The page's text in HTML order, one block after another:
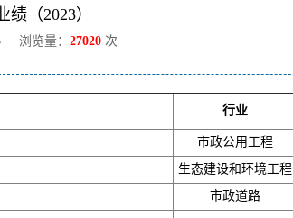
绩（2023）
浏览量： 27020次
行业
市政公用工程
生态建设和环境工程
市政道路